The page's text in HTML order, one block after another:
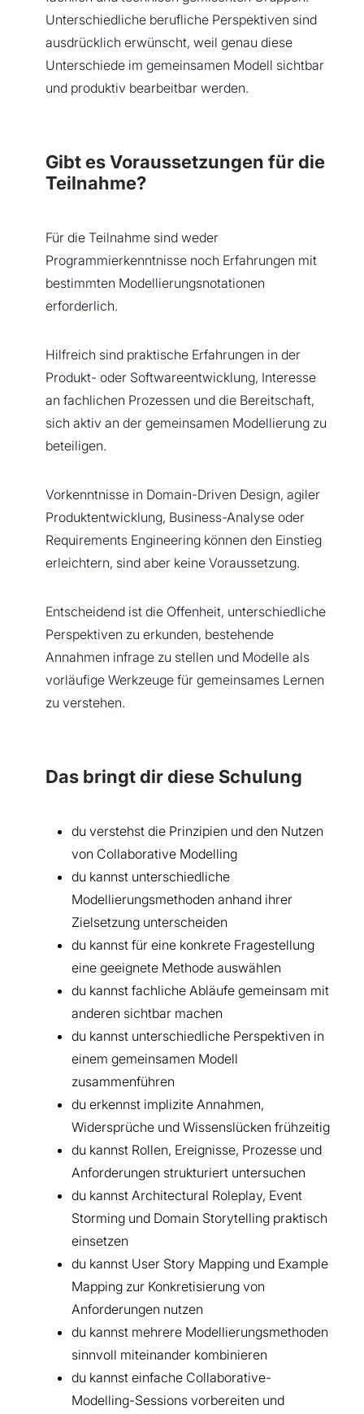
Unterschiedliche berufliche Perspektiven sind
ausdrücklich erwünscht, weil genau diese
Unterschiede im gemeinsamen Modell sichtbar
und produktiv bearbeitbar werden.
Gibt es Voraussetzungen für die
Teilnahme?
Für die Teilnahme sind weder
Programmierkenntnisse noch Erfahrungen mit
bestimmten Modellierungsnotationen
erforderlich.
Hilfreich sind praktische Erfahrungen in der
Produkt- oder Softwareentwicklung, Interesse
an fachlichen Prozessen und die Bereitschaft,
sich aktiv an der gemeinsamen Modellierung zu
beteiligen.
Vorkenntnisse in Domain-Driven Design, agiler
Produktentwicklung, Business-Analyse oder
Requirements Engineering können den Einstieg
erleichtern, sind aber keine Voraussetzung.
Entscheidend ist die Offenheit, unterschiedliche
Perspektiven zu erkunden, bestehende
Annahmen infrage zu stellen und Modelle als
vorläufige Werkzeuge für gemeinsames Lernen
zu verstehen.
Das bringt dir diese Schulung
du verstehst die Prinzipien und den Nutzen
von Collaborative Modelling
du kannst unterschiedliche
Modellierungsmethoden anhand ihrer
Zielsetzung unterscheiden
du kannst für eine konkrete Fragestellung
eine geeignete Methode auswählen
du kannst fachliche Abläufe gemeinsam mit
anderen sichtbar machen
du kannst unterschiedliche Perspektiven in
einem gemeinsamen Modell
zusammenführen
du erkennst implizite Annahmen,
Widersprüche und Wissenslücken frühzeitig
du kannst Rollen, Ereignisse, Prozesse und
Anforderungen strukturiert untersuchen
du kannst Architectural Roleplay, Event
Storming und Domain Storytelling praktisch
einsetzen
du kannst User Story Mapping und Example
Mapping zur Konkretisierung von
Anforderungen nutzen
du kannst mehrere Modellierungsmethoden
sinnvoll miteinander kombinieren
du kannst einfache Collaborative-
Modelling-Sessions vorbereiten und